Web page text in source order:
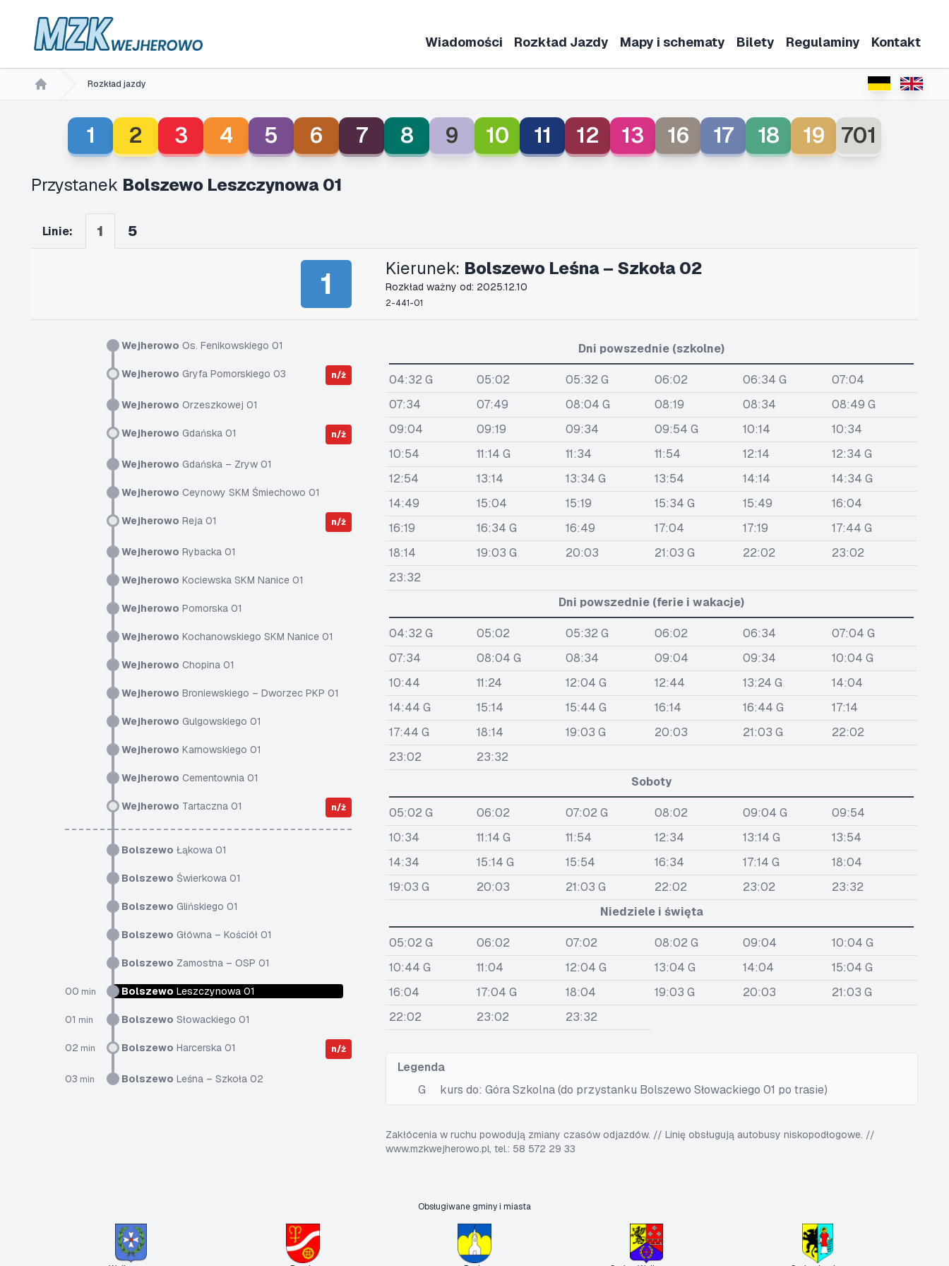
Wiadomości Rozkład Jazdy Mapy i schematy Bilety Regulaminy Kontakt
Rozkład jazdy
1 2 3 4 5 6 7 8 9 10 11 12 13 16 17 18 19 701
Przystanek Bolszewo Leszczynowa 01
Linie: 1 5
1 Kierunek: Bolszewo Leśna – Szkoła 02
Rozkład ważny od: 2025.12.10
2-441-01
Wejherowo Os. Fenikowskiego 01
Wejherowo Gryfa Pomorskiego 03 n/ż
Wejherowo Orzeszkowej 01
Wejherowo Gdańska 01 n/ż
Wejherowo Gdańska – Zryw 01
Wejherowo Ceynowy SKM Śmiechowo 01
Wejherowo Reja 01 n/ż
Wejherowo Rybacka 01
Wejherowo Kociewska SKM Nanice 01
Wejherowo Pomorska 01
Wejherowo Kochanowskiego SKM Nanice 01
Wejherowo Chopina 01
Wejherowo Broniewskiego – Dworzec PKP 01
Wejherowo Gulgowskiego 01
Wejherowo Karnowskiego 01
Wejherowo Cementownia 01
Wejherowo Tartaczna 01 n/ż
Bolszewo Łąkowa 01
Bolszewo Świerkowa 01
Bolszewo Glińskiego 01
Bolszewo Główna – Kościół 01
Bolszewo Zamostna – OSP 01
00 min Bolszewo Leszczynowa 01
01 min Bolszewo Słowackiego 01
02 min Bolszewo Harcerska 01 n/ż
03 min Bolszewo Leśna – Szkoła 02
Dni powszednie (szkolne)
04:32 G 05:02 05:32 G 06:02 06:34 G
07:04
07:34
07:49 08:04 G 08:19 08:34
08:49 G
09:04
09:19 09:34 09:54 G 10:14
10:34
10:54
11:14 G 11:34 11:54 12:14
12:34 G
12:54
13:14 13:34 G 13:54 14:14
14:34 G
14:49
15:04 15:19 15:34 G 15:49
16:04
16:19
16:34 G 16:49 17:04 17:19
17:44 G
18:14
19:03 G 20:03 21:03 G 22:02
23:02
23:32
Dni powszednie (ferie i wakacje)
04:32 G 05:02 05:32 G 06:02 06:34
07:04 G
07:34
08:04 G 08:34 09:04 09:34
10:04 G
10:44
11:24 12:04 G 12:44 13:24 G
14:04
14:44 G
15:14 15:44 G 16:14 16:44 G
17:14
17:44 G
18:14 19:03 G 20:03 21:03 G
22:02
23:02
23:32
Soboty
05:02 G 06:02 07:02 G 08:02 09:04 G
09:54
10:34
11:14 G 11:54 12:34 13:14 G
13:54
14:34
15:14 G 15:54 16:34 17:14 G
18:04
19:03 G
20:03 21:03 G 22:02 23:02
23:32
Niedziele i święta
05:02 G 06:02 07:02 08:02 G 09:04
10:04 G
10:44 G
11:04 12:04 G 13:04 G 14:04
15:04 G
16:04
17:04 G 18:04 19:03 G 20:03
21:03 G
22:02
23:02 23:32
Legenda
G
kurs do: Góra Szkolna (do przystanku Bolszewo Słowackiego 01 po trasie)
Zakłócenia w ruchu powodują zmiany czasów odjazdów. // Linię obsługują autobusy niskopodłogowe. //
www.mzkwejherowo.pl, tel.: 58 572 29 33
Obsługiwane gminy i miasta